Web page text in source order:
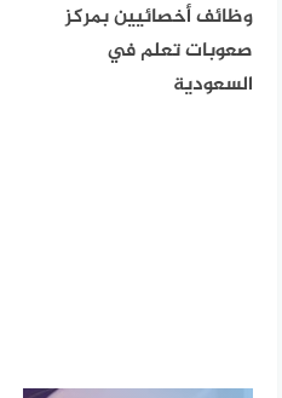
وظائف أخصائيين بمركز
صعوبات تعلم في
السعودية